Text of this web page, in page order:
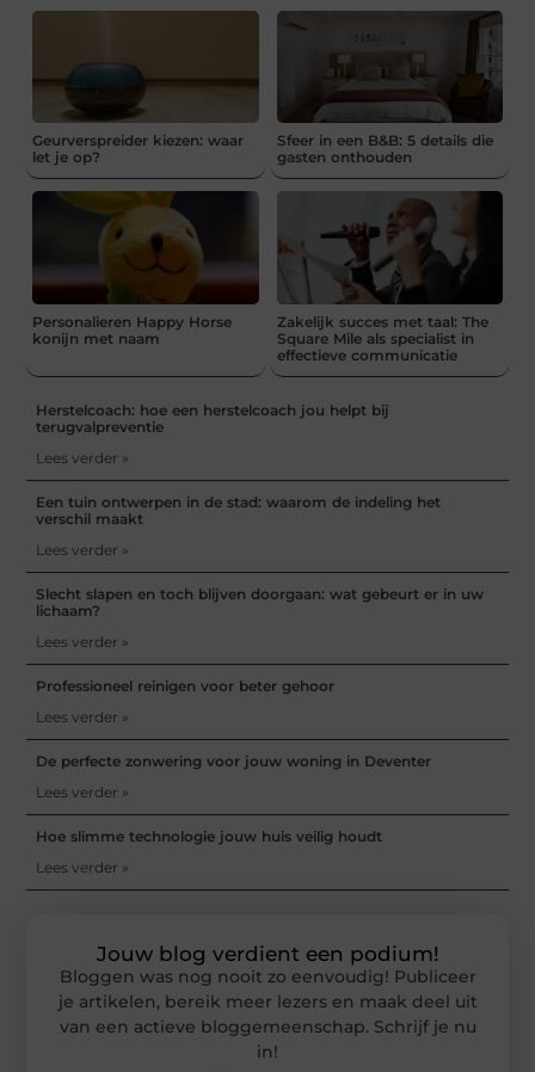
Geurverspreider kiezen: waar
let je op?
Sfeer in een B&B: 5 details die
gasten onthouden
Personalieren Happy Horse
konijn met naam
Zakelijk succes met taal: The
Square Mile als specialist in
effectieve communicatie
Herstelcoach: hoe een herstelcoach jou helpt bij
terugvalpreventie
Lees verder »
Een tuin ontwerpen in de stad: waarom de indeling het
verschil maakt
Lees verder »
Slecht slapen en toch blijven doorgaan: wat gebeurt er in uw
lichaam?
Lees verder »
Professioneel reinigen voor beter gehoor
Lees verder »
De perfecte zonwering voor jouw woning in Deventer
Lees verder »
Hoe slimme technologie jouw huis veilig houdt
Lees verder »
Jouw blog verdient een podium!
Bloggen was nog nooit zo eenvoudig! Publiceer
je artikelen, bereik meer lezers en maak deel uit
van een actieve bloggemeenschap. Schrijf je nu
in!